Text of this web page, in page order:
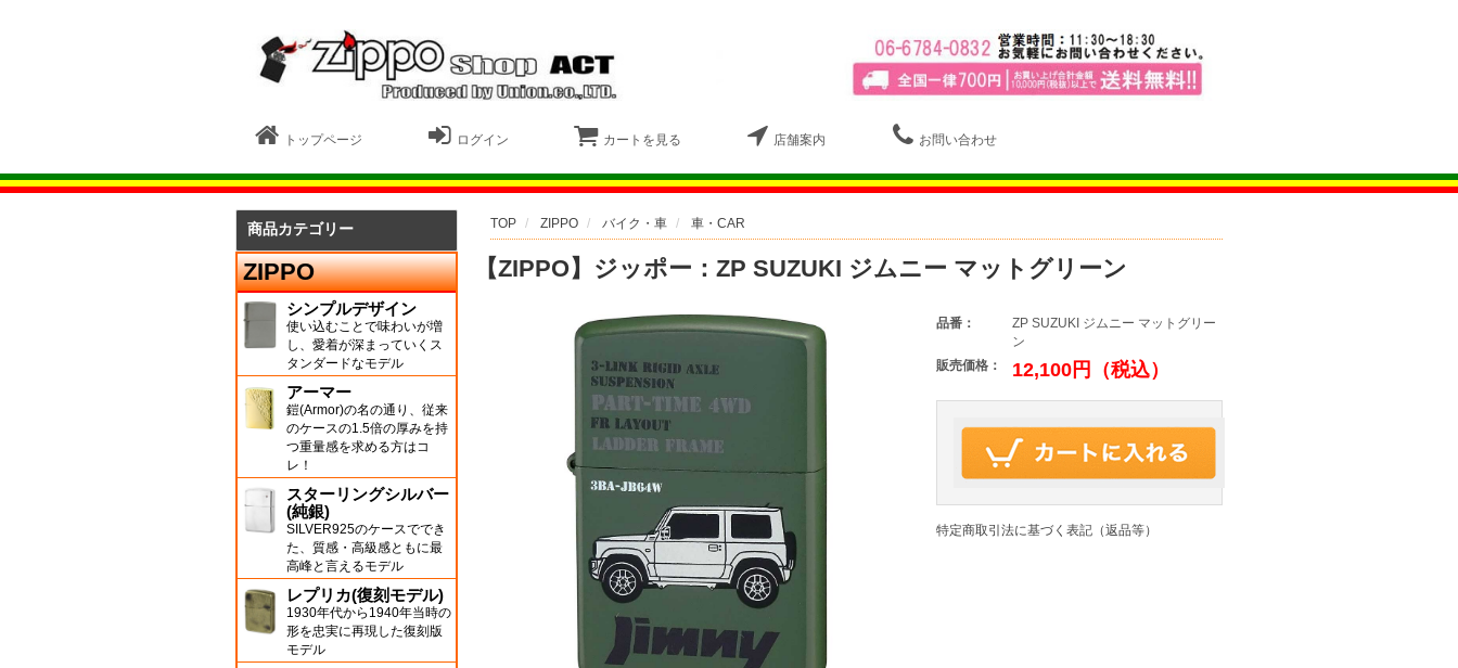
トップページ ログイン カートを見る 店舗案内 お問い合わせ
TOP ZIPPO バイク・車 車・CAR
【ZIPPO】ジッポー：ZP SUZUKI ジムニー マットグリーン
品番：
ZP SUZUKI ジムニー マットグリー
ン
販売価格：
12,100円（税込）
特定商取引法に基づく表記（返品等）
商品カテゴリー
ZIPPO
シンプルデザイン
使い込むことで味わいが増
し、愛着が深まっていくス
タンダードなモデル
アーマー
鎧(Armor)の名の通り、従来
のケースの1.5倍の厚みを持
つ重量感を求める方はコ
レ！
スターリングシルバー
(純銀)
SILVER925のケースででき
た、質感・高級感ともに最
高峰と言えるモデル
レプリカ(復刻モデル)
1930年代から1940年当時の
形を忠実に再現した復刻版
モデル